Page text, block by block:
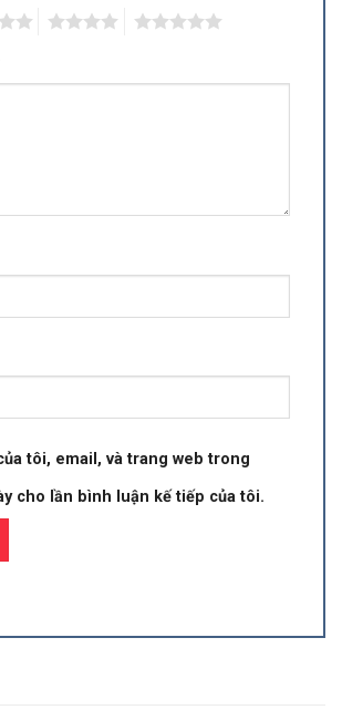
tôi, email, và trang web trong
cho lần bình luận kế tiếp của tôi.